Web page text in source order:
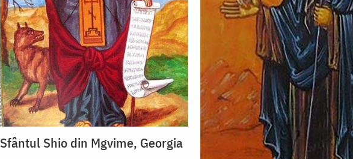
Sfântul Shio din Mgvime, Georgia